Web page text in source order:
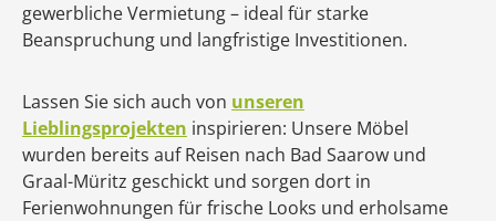
gewerbliche Vermietung – ideal für starke
Beanspruchung und langfristige Investitionen.
Lassen Sie sich auch von unseren
Lieblingsprojekten inspirieren: Unsere Möbel
wurden bereits auf Reisen nach Bad Saarow und
Graal-Müritz geschickt und sorgen dort in
Ferienwohnungen für frische Looks und erholsame